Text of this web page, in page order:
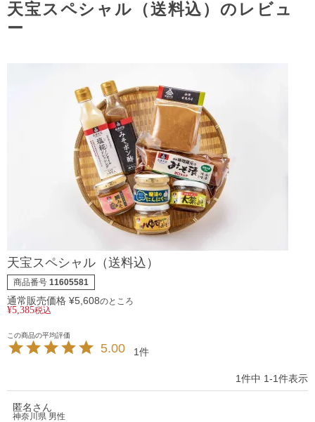
天宝スペシャル（送料込）のレビュ
ー
天宝スペシャル（送料込）
商品番号 11605581
通常販売価格 ¥5,608のところ
¥5,385税込
5.00 1
1件中 1-1件表示
匿名
神奈川県 男性